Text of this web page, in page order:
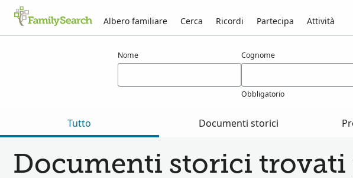
Albero familiare Cerca Ricordi Partecipa Attività
Nome Cognome
Obbligatorio
Tutto Documenti storici
Documenti storici trovati